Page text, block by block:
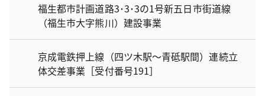
福生都市計画道路3･3･3の1号新五日市街道線
（福生市大字熊川）建設事業
京成電鉄押上線（四ツ木駅～青砥駅間）連続立
体交差事業［受付番号191］